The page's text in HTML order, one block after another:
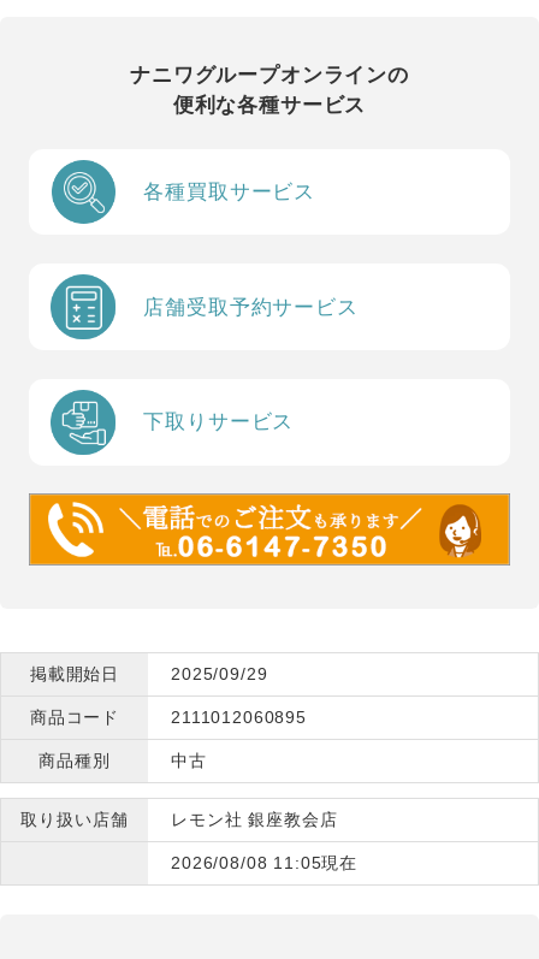
ナニワグループオンラインの
便利な各種サービス
各種買取サービス
店舗受取予約サービス
下取りサービス
掲載開始日 2025/09/29
商品コード 2111012060895
商品種別 中古
取り扱い店舗 レモン社 銀座教会店
2026/08/08 11:05現在